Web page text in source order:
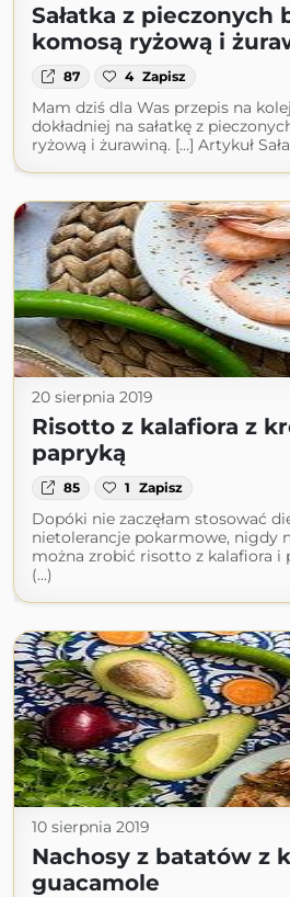
Sałatka z pieczonych
komosą ryżową i
87 4 Zapisz
Mam dziś dla Was przepis na
dokładniej na sałatkę z
ryżową i żurawiną. […] Artykuł
20 sierpnia 2019
Risotto z kalafiora z
papryką
85 1 Zapisz
Dopóki nie zaczęłam stosować
nietolerancje pokarmowe, nigdy
można zrobić risotto z kalafiora i
(...)
10 sierpnia 2019
Nachosy z batatów z
guacamole